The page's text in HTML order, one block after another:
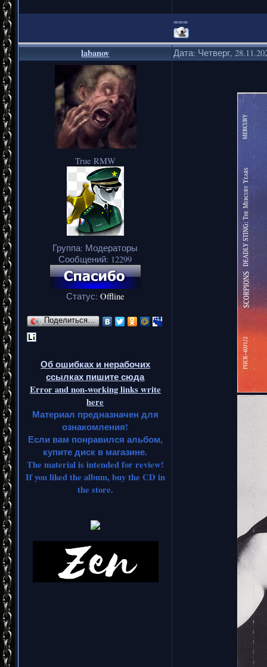
===
labanov Дата: Четверг,
True RMW
Группа: Модераторы
Сообщений: 12299
Статус: Offline
Поделиться…
Об ошибках и нерабочих
ссылках пишите сюда
Error and non-working links write
here
Материал предназначен для
ознакомления!
Если вам понравился альбом,
купите диск в магазине.
The material is intended for review!
If you liked the album, buy the CD in
the store.